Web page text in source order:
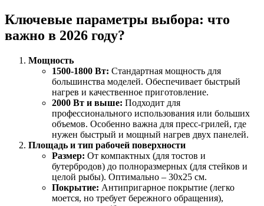
Ключевые параметры выбора: что
важно в 2026 году?
Мощность
1500-1800 Вт: Стандартная мощность для
большинства моделей. Обеспечивает быстрый
нагрев и качественное приготовление.
2000 Вт и выше: Подходит для
профессионального использования или больших
объемов. Особенно важна для пресс-грилей, где
нужен быстрый и мощный нагрев двух панелей.
Площадь и тип рабочей поверхности
Размер: От компактных (для тостов и
бутербродов) до полноразмерных (для стейков и
целой рыбы). Оптимально – 30х25 см.
Покрытие: Антипригарное покрытие (легко
моется, но требует бережного обращения),